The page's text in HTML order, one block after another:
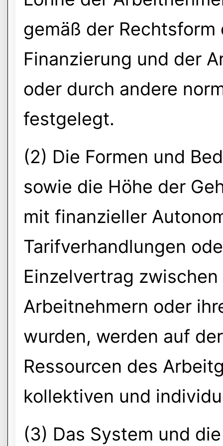
gemäß der
Finanzierung und der
oder durch andere
festgelegt.
(2) Die Formen und
sowie die Höhe der
mit finanzieller
Tarifverhandlungen
Einzelvertrag
Arbeitnehmern oder
wurden, werden auf
Ressourcen des
kollektiven und
(3) Das System und